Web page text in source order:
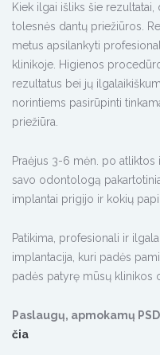
Kiek ilgai išliks šie
tolesnės dantų priežiūros.
metus apsilankyti
klinikoje. Higienos
rezultatus bei jų
norintiems pasirūpinti
priežiūra.
Praėjus 3-6 mėn. po
savo odontologą
implantai prigijo ir kokių
Patikima, profesionali ir
implantacija, kuri padės
padės patyrę mūsų klinikos
Paslaugų, apmokamų
čia